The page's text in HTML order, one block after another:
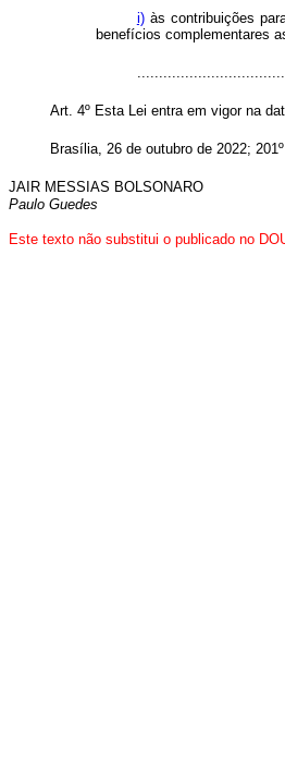
i)às contribuições
benefícios complementares
Art. 4º Esta Lei entra em vigor na
Brasília, 26 de outubro de 2022;
JAIR MESSIAS BOLSONARO
Paulo Guedes
Este texto não substitui o publicado no